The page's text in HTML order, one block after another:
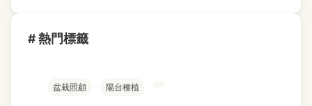
# 熱門標籤
盆栽照顧 陽台種植